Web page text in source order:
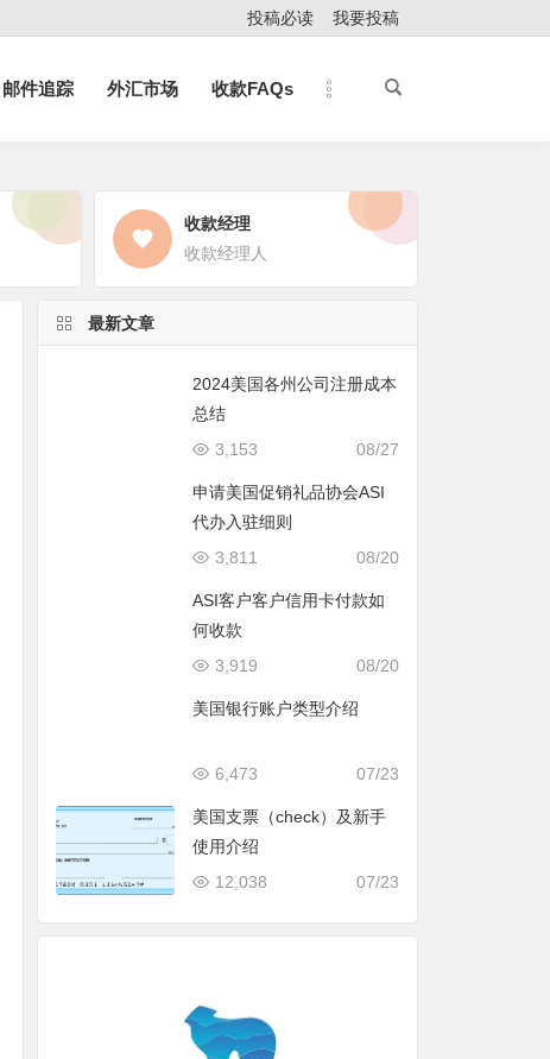
投稿必读 我要投稿
邮件追踪 外汇市场 收款FAQs
收款经理
收款经理人
最新文章
2024美国各州公司注册成本
总结
08/27
3,153
申请美国促销礼品协会ASI
代办入驻细则
08/20
3,811
ASI客户客户信用卡付款如
何收款
08/20
3,919
美国银行账户类型介绍
07/23
6,473
美国支票（check）及新手
使用介绍
07/23
12,038